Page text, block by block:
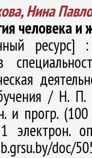
Нина
человека и
ресурс]
/ Н. П.
и прогр.
электрон.
doc/